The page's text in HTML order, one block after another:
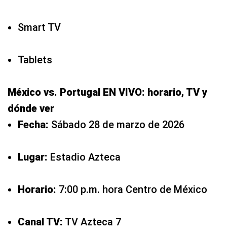
Smart TV
Tablets
México vs. Portugal EN VIVO: horario, TV y
dónde ver
Fecha: Sábado 28 de marzo de 2026
Lugar: Estadio Azteca
Horario: 7:00 p.m. hora Centro de México
Canal TV: TV Azteca 7